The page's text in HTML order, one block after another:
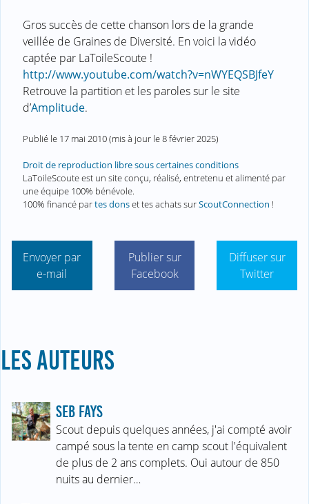
Gros succès de cette chanson lors de la grande
veillée de Graines de Diversité. En voici la vidéo
captée par LaToileScoute !
http://www.youtube.com/watch?v=nWYEQSBJfeY
Retrouve la partition et les paroles sur le site
d’Amplitude.
Publié le 17 mai 2010(mis à jour le8 février 2025)
Droit de reproduction libre sous certaines conditions
LaToileScoute est un site conçu, réalisé, entretenu et alimenté par
une équipe 100% bénévole.
100% financé partes donset tes achats surScoutConnection !
Envoyer par
e-mail
Publier sur
Facebook
Diffuser sur
Twitter
LES AUTEURS
SEB FAYS
Scout depuis quelques années, j'ai compté avoir
campé sous la tente en camp scout l'équivalent
de plus de 2 ans complets. Oui autour de 850
nuits au dernier…